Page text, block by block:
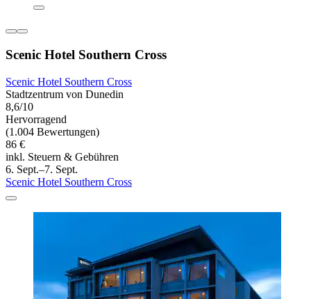
Scenic Hotel Southern Cross
Scenic Hotel Southern Cross
Stadtzentrum von Dunedin
8,6/10
Hervorragend
(1.004 Bewertungen)
86 €
inkl. Steuern & Gebühren
6. Sept.–7. Sept.
Scenic Hotel Southern Cross